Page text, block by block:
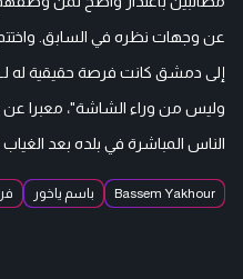
عن وجهات نظره في السابق. واختتم
إلى دمشق كانت فرصة حقيقية له
وليس من وراء الشاشة"، معبرا
الناس المباشرة في بلده بعد
Bassem Yakhour باسم ياخور